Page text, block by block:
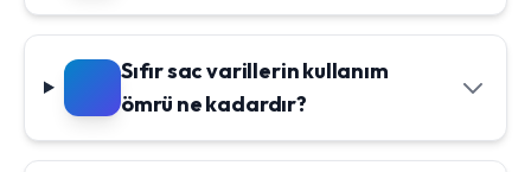
Sıfır sac varillerin kullanım
ömrü ne kadardır?